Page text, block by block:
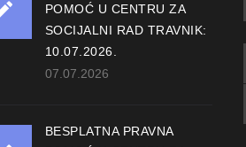
POMOĆ U CENTRU ZA
SOCIJALNI RAD TRAVNIK:
10.07.2026.
07.07.2026
BESPLATNA PRAVNA